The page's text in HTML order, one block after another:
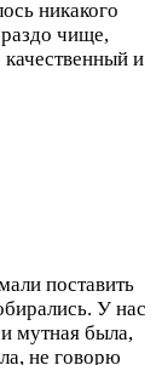
никакого
чище,
и
поставить
У нас
мутная была,
не говорю